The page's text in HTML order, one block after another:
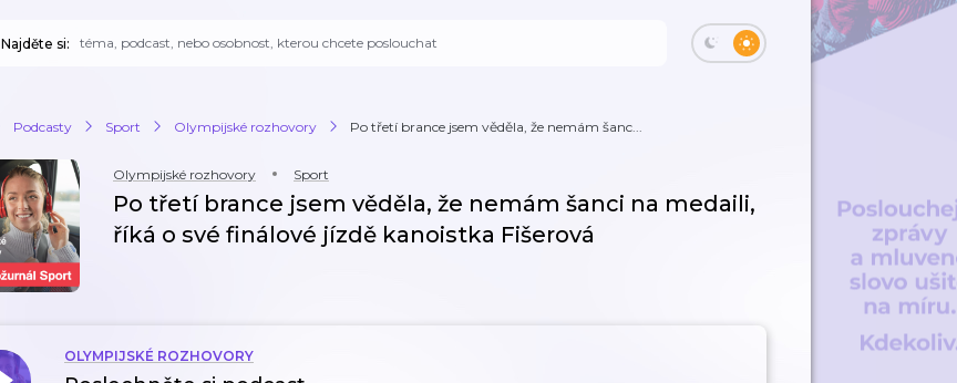
Najděte si:
Podcasty Sport Olympijské rozhovory Po třetí brance jsem věděla, že nemám šanc...
Olympijské rozhovory Sport
Po třetí brance jsem věděla, že nemám šanci na medaili,
říká o své finálové jízdě kanoistka Fišerová
OLYMPIJSKÉ ROZHOVORY